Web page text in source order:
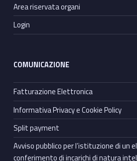
Area riservata organi
Login
COMUNICAZIONE
Fatturazione Elettronica
Informativa Privacy e Cookie Policy
Split payment
Avviso pubblico per l’istituzione di un
conferimento di incarichi di natura